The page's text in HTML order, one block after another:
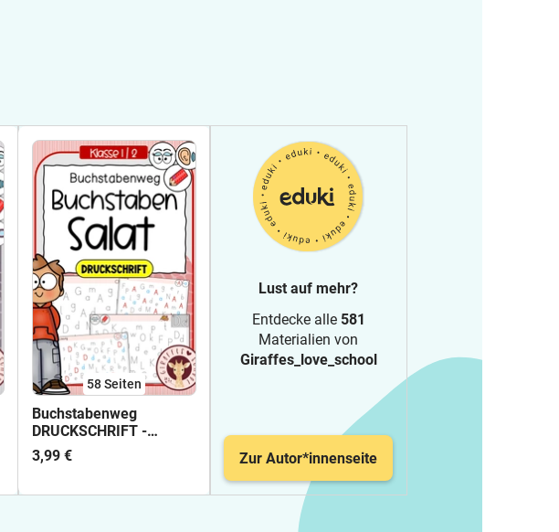
58Seiten
Buchstabenweg
DRUCKSCHRIFT -
Buchstabensalat
- visuelle
3,99 €
Lust auf mehr?
Entdecke alle 581
Materialien von
Giraffes_love_school
Zur Autor*innenseite